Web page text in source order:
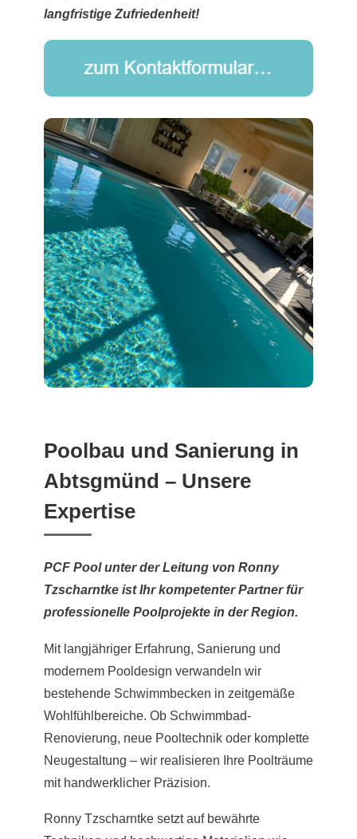
langfristige Zufriedenheit!
Poolbau und Sanierung in
Abtsgmünd – Unsere
Expertise
PCF Pool unter der Leitung von Ronny
Tzscharntke ist Ihr kompetenter Partner für
professionelle Poolprojekte in der Region.
Mit langjähriger Erfahrung, Sanierung und
modernem Pooldesign verwandeln wir
bestehende Schwimmbecken in zeitgemäße
Wohlfühlbereiche. Ob Schwimmbad-
Renovierung, neue Pooltechnik oder komplette
Neugestaltung – wir realisieren Ihre Poolträume
mit handwerklicher Präzision.
Ronny Tzscharntke setzt auf bewährte